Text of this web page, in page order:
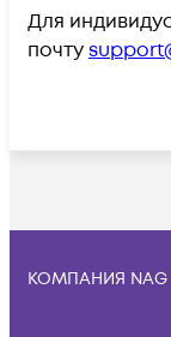
Для
почту
КОМПАНИЯ NAG